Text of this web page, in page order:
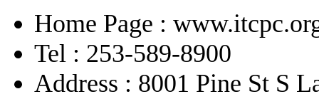
Home Page :
Tel : 253-589-8900
Address : 8001 Pine St S